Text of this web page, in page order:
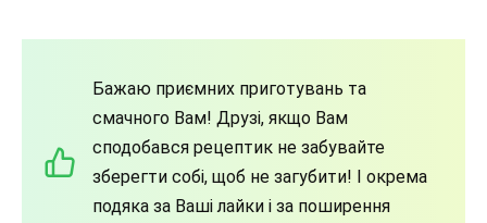
Бажаю приємних приготувань та
смачного Вам! Друзі, якщо Вам
сподобався рецептик не забувайте
зберегти собі, щоб не загубити! І окрема
подяка за Ваші лайки і за поширення